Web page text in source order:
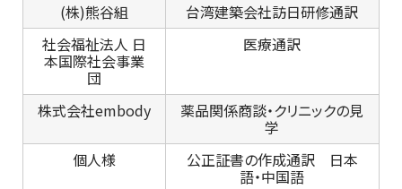
(株)熊谷組
台湾建築会社訪日研修通訳
社会福祉法人 日
本国際社会事業
団
医療通訳
株式会社embody 薬品関係商談・クリニックの見
学
個人様
公正証書の作成通訳 日本
語・中国語